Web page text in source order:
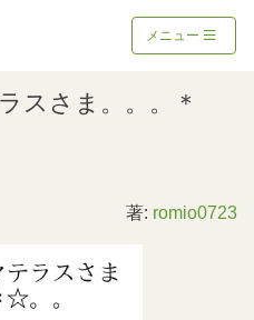
メニュー
スさま。。。＊
著: romio0723